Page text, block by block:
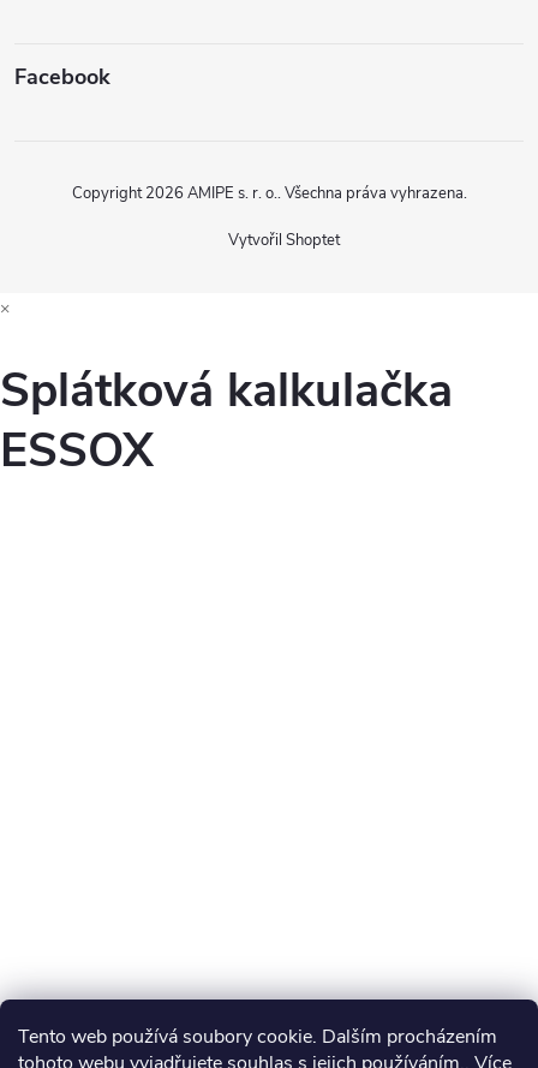
Tento web používá soubory cookie. Dalším procházením
Facebook
Vytvořil Shoptet
Copyright 2026 AMIPE s. r. o.. Všechna práva vyhrazena.
×
Splátková kalkulačka
ESSOX